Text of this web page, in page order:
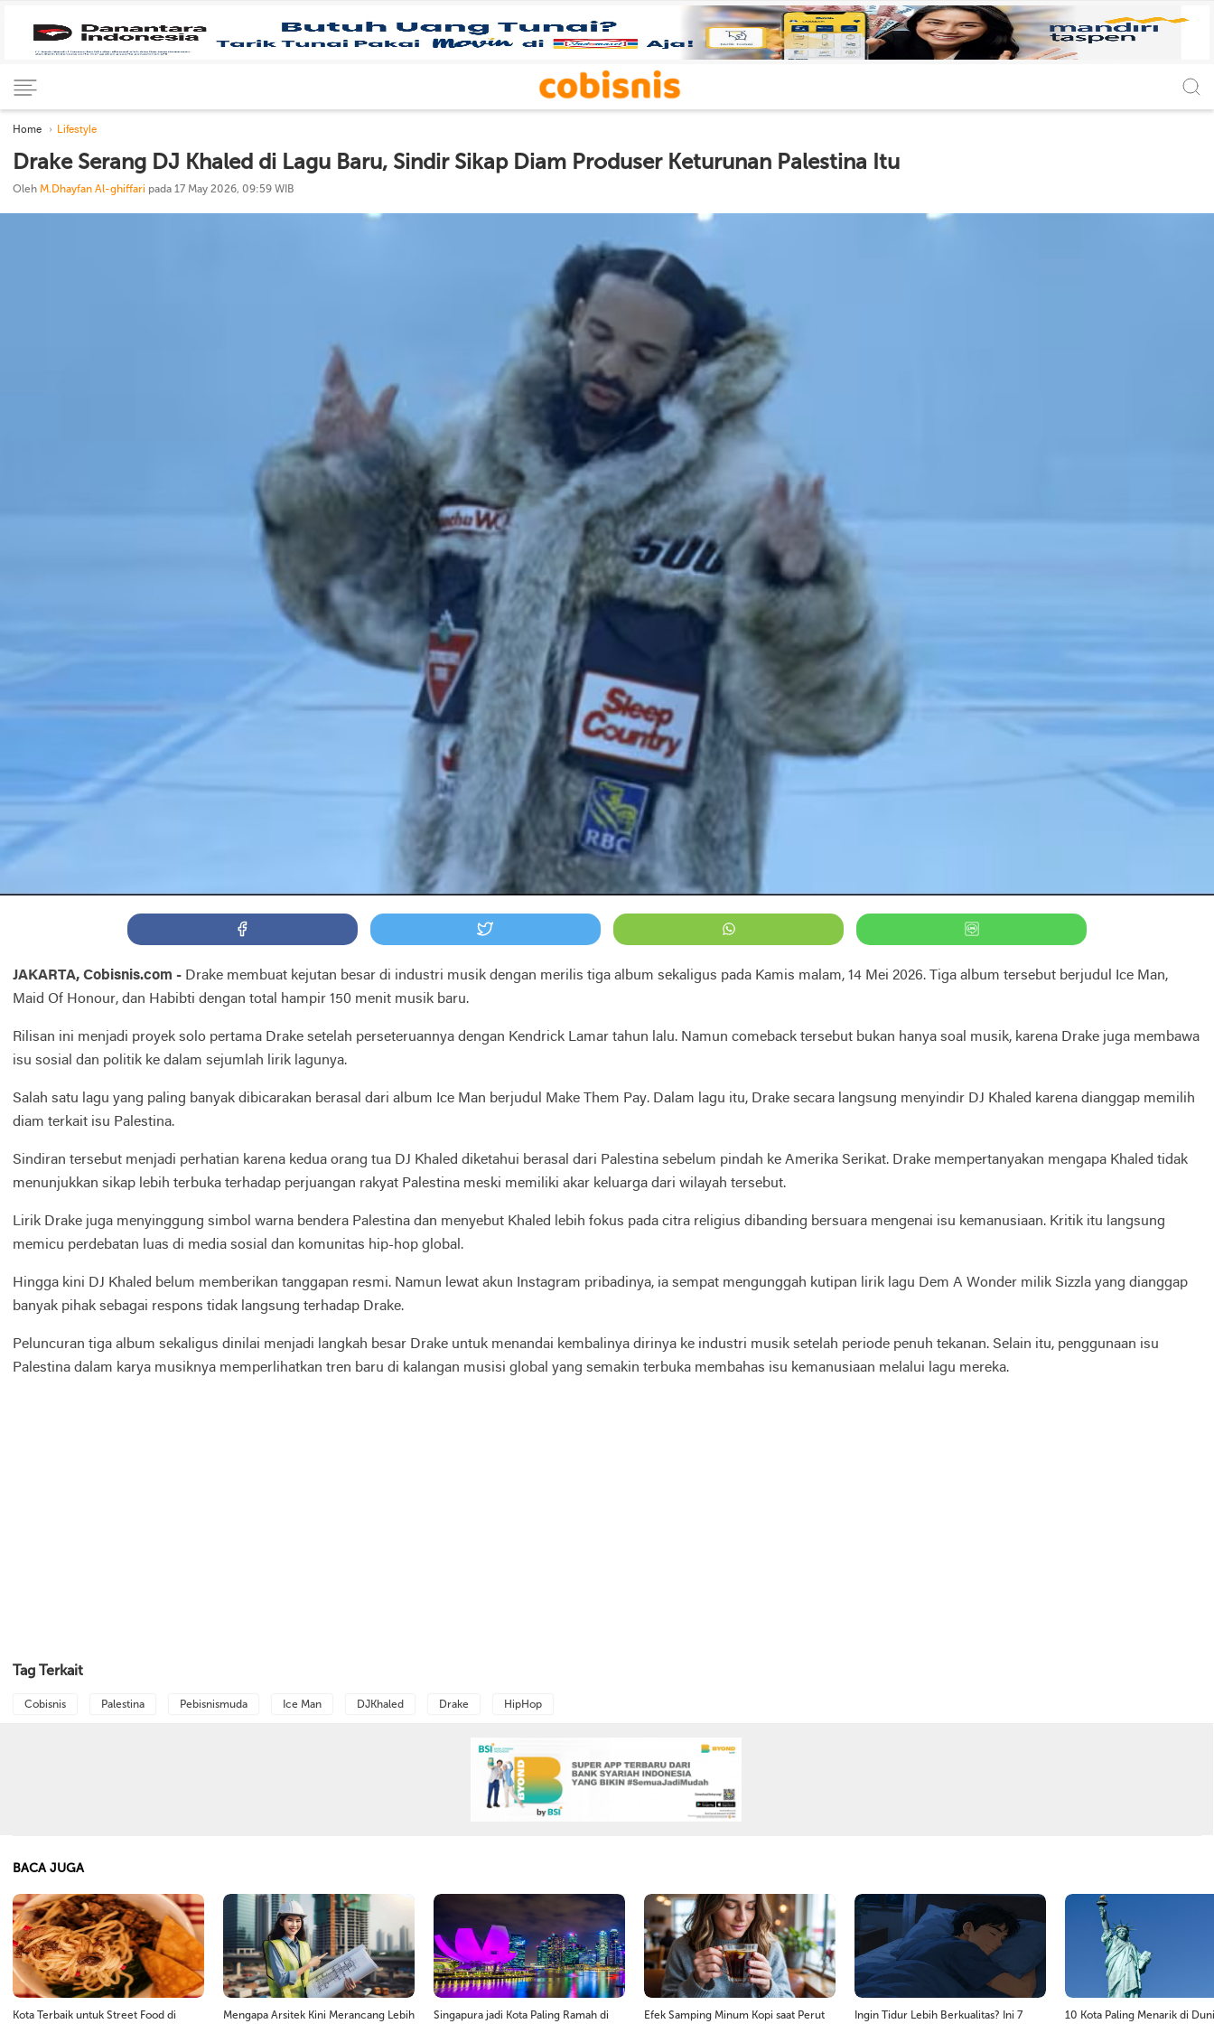
Home Lifestyle
Drake Serang DJ Khaled di Lagu Baru, Sindir Sikap Diam Produser Keturunan Palestina Itu
Oleh M.Dhayfan Al-ghiffari pada 17 May 2026, 09:59 WIB
JAKARTA, Cobisnis.com - Drake membuat kejutan besar di industri musik dengan merilis tiga album sekaligus pada Kamis malam, 14 Mei 2026. Tiga album tersebut berjudul Ice Man,
Maid Of Honour, dan Habibti dengan total hampir 150 menit musik baru.
Rilisan ini menjadi proyek solo pertama Drake setelah perseteruannya dengan Kendrick Lamar tahun lalu. Namun comeback tersebut bukan hanya soal musik, karena Drake juga membawa
isu sosial dan politik ke dalam sejumlah lirik lagunya.
Salah satu lagu yang paling banyak dibicarakan berasal dari album Ice Man berjudul Make Them Pay. Dalam lagu itu, Drake secara langsung menyindir DJ Khaled karena dianggap memilih
diam terkait isu Palestina.
Sindiran tersebut menjadi perhatian karena kedua orang tua DJ Khaled diketahui berasal dari Palestina sebelum pindah ke Amerika Serikat. Drake mempertanyakan mengapa Khaled tidak
menunjukkan sikap lebih terbuka terhadap perjuangan rakyat Palestina meski memiliki akar keluarga dari wilayah tersebut.
Lirik Drake juga menyinggung simbol warna bendera Palestina dan menyebut Khaled lebih fokus pada citra religius dibanding bersuara mengenai isu kemanusiaan. Kritik itu langsung
memicu perdebatan luas di media sosial dan komunitas hip-hop global.
Hingga kini DJ Khaled belum memberikan tanggapan resmi. Namun lewat akun Instagram pribadinya, ia sempat mengunggah kutipan lirik lagu Dem A Wonder milik Sizzla yang dianggap
banyak pihak sebagai respons tidak langsung terhadap Drake.
Peluncuran tiga album sekaligus dinilai menjadi langkah besar Drake untuk menandai kembalinya dirinya ke industri musik setelah periode penuh tekanan. Selain itu, penggunaan isu
Palestina dalam karya musiknya memperlihatkan tren baru di kalangan musisi global yang semakin terbuka membahas isu kemanusiaan melalui lagu mereka.
Tag Terkait
Cobisnis Palestina Pebisnismuda Ice Man DJKhaled Drake HipHop
BACA JUGA
Kota Terbaik untuk Street Food di Mengapa Arsitek Kini Merancang Lebih Singapura jadi Kota Paling Ramah di Efek Samping Minum Kopi saat Perut Ingin Tidur Lebih Berkualitas? Ini 7 10 Kota Paling Menarik di